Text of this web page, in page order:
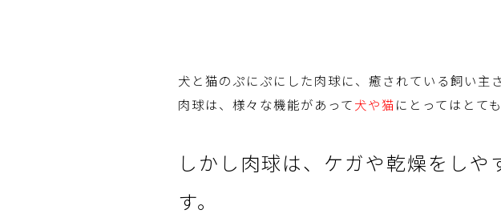
犬と猫のぷにぷにした肉球に、癒されている飼い主
肉球は、様々な機能があって犬や猫にとってはとて
しかし肉球は、ケガや乾燥をし
す。